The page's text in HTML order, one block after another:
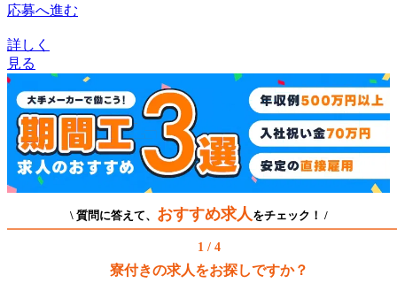
応募へ進む
詳しく
見る
\ 質問に答えて、 おすすめ求人 をチェック！ /
1 / 4
寮付きの求人をお探しですか？